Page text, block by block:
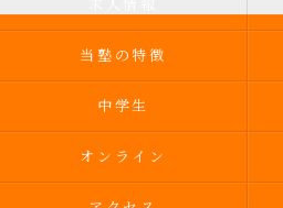
当塾の特徴
中学生
オンライン